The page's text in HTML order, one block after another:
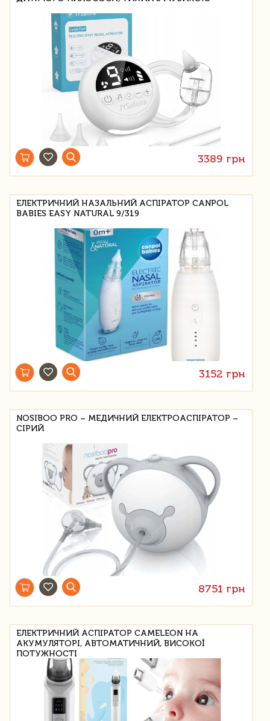
3389 грн
ЕЛЕКТРИЧНИЙ НАЗАЛЬНИЙ АСПІРАТОР CANPOL
BABIES EASY NATURAL 9/319
3152 грн
NOSIBOO PRO – МЕДИЧНИЙ ЕЛЕКТРОАСПІРАТОР –
СІРИЙ
8751 грн
ЕЛЕКТРИЧНИЙ АСПІРАТОР CAMELEON НА
АКУМУЛЯТОРІ, АВТОМАТИЧНИЙ, ВИСОКОЇ
ПОТУЖНОСТІ